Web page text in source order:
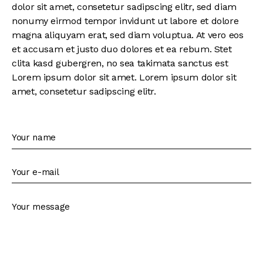
dolor sit amet, consetetur sadipscing elitr, sed diam
nonumy eirmod tempor invidunt ut labore et dolore
magna aliquyam erat, sed diam voluptua. At vero eos
et accusam et justo duo dolores et ea rebum. Stet
clita kasd gubergren, no sea takimata sanctus est
Lorem ipsum dolor sit amet. Lorem ipsum dolor sit
amet, consetetur sadipscing elitr.